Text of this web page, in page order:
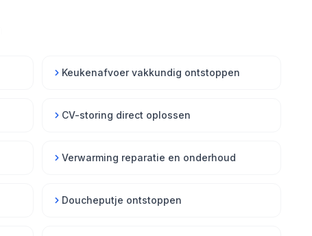
Keukenafvoer vakkundig ontstoppen
CV-storing direct oplossen
Verwarming reparatie en onderhoud
Doucheputje ontstoppen